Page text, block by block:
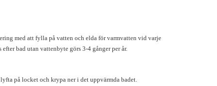
med att fylla på vatten och elda för varmvatten vid varje
bad utan vattenbyte görs 3-4 gånger per år.
på locket och krypa ner i det uppvärmda badet.